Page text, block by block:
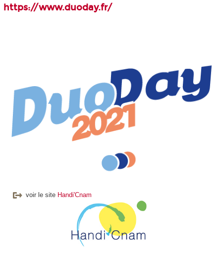
https://www.duoday.fr/
voir le site Handi'Cnam